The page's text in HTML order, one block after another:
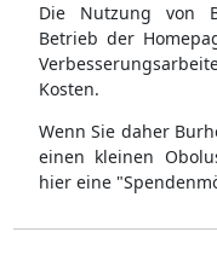
Die Nutzung von
Betrieb der
Kosten.
Wenn Sie daher
einen kleinen
hier eine